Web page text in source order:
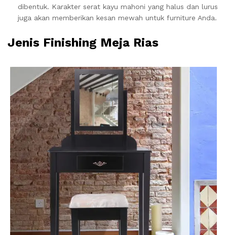
dibentuk. Karakter serat kayu mahoni yang halus dan lurus
juga akan memberikan kesan mewah untuk furniture Anda.
Jenis Finishing Meja Rias